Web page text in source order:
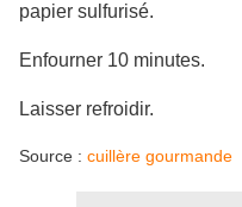
papier sulfurisé.
Enfourner 10 minutes.
Laisser refroidir.
Source : cuillère gourmande